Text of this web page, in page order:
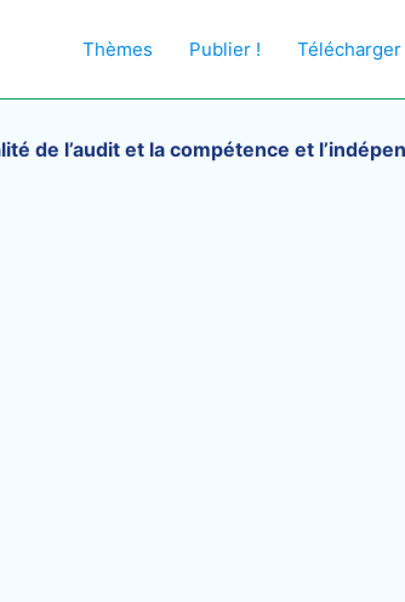
Thèmes Publier !
de l’audit et la compétence et